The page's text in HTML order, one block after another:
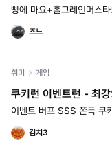
빵에 마요+홀그레인머스
즈느
취미 게임
쿠키런 이벤트런 - 최
이벤트 버프 SSS 쫀득 쿠
김치3